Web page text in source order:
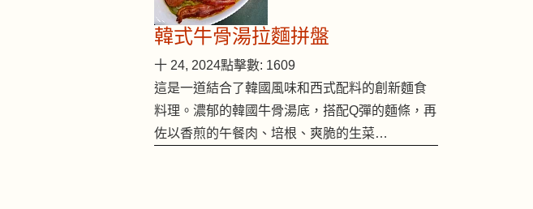
韓式牛骨湯拉麵拼盤
十 24, 2024點擊數: 1609
這是一道結合了韓國風味和西式配料的創新麵食
料理。濃郁的韓國牛骨湯底，搭配Q彈的麵條，再
佐以香煎的午餐肉、培根、爽脆的生菜…